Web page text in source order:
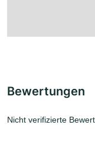
Bewertungen
Nicht verifizierte